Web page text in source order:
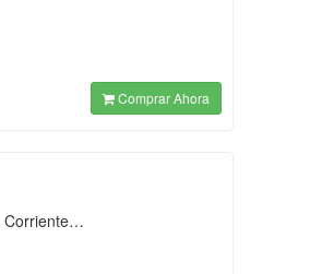
Comprar Ahora
Corriente…